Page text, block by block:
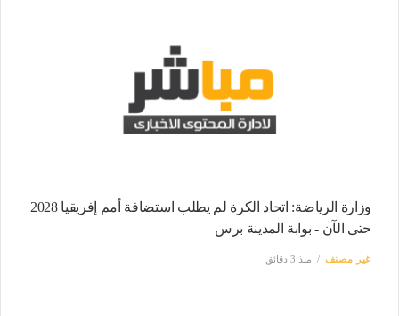
وزارة الرياضة: اتحاد الكرة لم يطلب استضافة أمم إفريقيا 2028
حتى الآن - بوابة المدينة برس
غير مصنف منذ 3 دقائق